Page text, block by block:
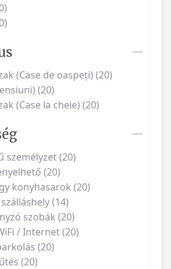
(Case de oaspeți) (20)
(20)
(Case la cheie) (20)
személyzet (20)
(20)
konyhasarok (20)
(14)
szobák (20)
/ Internet (20)
(20)
(20)